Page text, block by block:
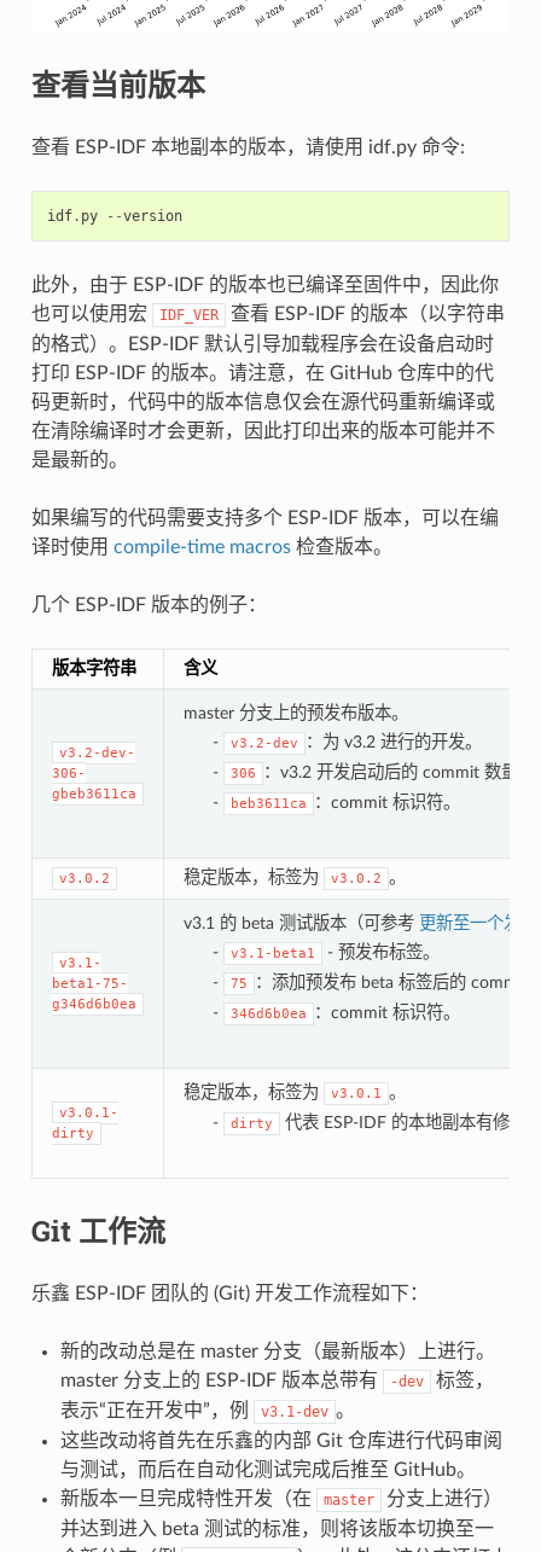
查看当前版本
查看 ESP-IDF 本地副本的版本，请使用 idf.py 命令:
idf. py --version
此外，由于 ESP-IDF 的版本也已编译至固件中，因此你
也可以使用宏
IDF_VER
查看 ESP-IDF 的版本（以字符串
的格式）。ESP-IDF 默认引导加载程序会在设备启动时
打印 ESP-IDF 的版本。请注意，在 GitHub 仓库中的代
码更新时，代码中的版本信息仅会在源代码重新编译或
在清除编译时才会更新，因此打印出来的版本可能并不
是最新的。
如果编写的代码需要支持多个 ESP-IDF 版本，可以在编
译时使用 compile-time macros检查版本。
几个 ESP-IDF 版本的例子：
版本字符串 含义
v3.2-dev-
306-
gbeb3611ca
master 分支上的预发布版本。
-
v3.2-dev
：为 v3.2 进行的开发。
-
306
：v3.2 开发启动后的 commit 数量。
-
beb3611ca ：commit 标识符。
v3.0.2 稳定版本，标签为 v3.0.2 。
v3.1-
beta1-75-
g346d6b0ea
v3.1 的 beta 测试版本（可参考 更新至一个发
-
v3.1-beta1
- 预发布标签。
-
75
：添加预发布 beta 标签后的 commit
-
346d6b0ea ：commit 标识符。
v3.0.1-
dirty
稳定版本，标签为 v3.0.1 。
-
dirty 代表 ESP-IDF 的本地副本有修改
Git 工作流
乐鑫 ESP-IDF 团队的 (Git) 开发工作流程如下：
新的改动总是在 master 分支（最新版本）上进行。
master 分支上的 ESP-IDF 版本总带有
-dev
标签，
表示“正在开发中”，例
v3.1-dev 。
这些改动将首先在乐鑫的内部 Git 仓库进行代码审阅
与测试，而后在自动化测试完成后推至 GitHub。
新版本一旦完成特性开发（在
master
分支上进行）
并达到进入 beta 测试的标准，则将该版本切换至一